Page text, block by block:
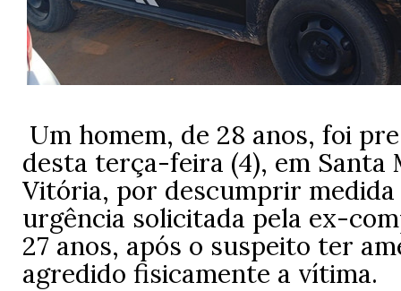
Um homem, de 28 anos, foi
desta terça-feira (4), em Santa
Vitória, por descumprir
urgência solicitada pela ex-
27 anos, após o suspeito ter
agredido fisicamente a vítima.